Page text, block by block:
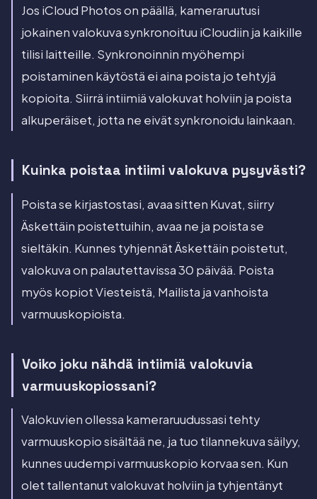
Jos iCloud Photos on päällä, kameraruutusi
jokainen valokuva synkronoituu iCloudiin ja kaikille
tilisi laitteille. Synkronoinnin myöhempi
poistaminen käytöstä ei aina poista jo tehtyjä
kopioita. Siirrä intiimiä valokuvat holviin ja poista
alkuperäiset, jotta ne eivät synkronoidu lainkaan.
Kuinka poistaa intiimi valokuva pysyvästi?
Poista se kirjastostasi, avaa sitten Kuvat, siirry
Äskettäin poistettuihin, avaa ne ja poista se
sieltäkin. Kunnes tyhjennät Äskettäin poistetut,
valokuva on palautettavissa 30 päivää. Poista
myös kopiot Viesteistä, Mailista ja vanhoista
varmuuskopioista.
Voiko joku nähdä intiimiä valokuvia
varmuuskopiossani?
Valokuvien ollessa kameraruudussasi tehty
varmuuskopio sisältää ne, ja tuo tilannekuva säilyy,
kunnes uudempi varmuuskopio korvaa sen. Kun
olet tallentanut valokuvat holviin ja tyhjentänyt